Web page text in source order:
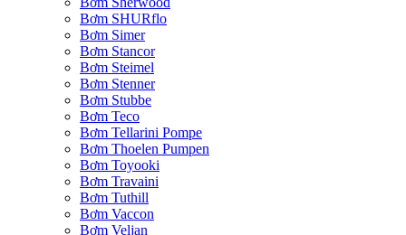
Bơm SHURflo
Bơm Simer
Bơm Stancor
Bơm Steimel
Bơm Stenner
Bơm Stubbe
Bơm Teco
Bơm Tellarini Pompe
Bơm Thoelen Pumpen
Bơm Toyooki
Bơm Travaini
Bơm Tuthill
Bơm Vaccon
Bơm Veljan